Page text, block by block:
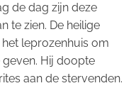
de dag zijn deze
te zien. De heilige
leprozenhuis om
Hij doopte
aan de stervenden.